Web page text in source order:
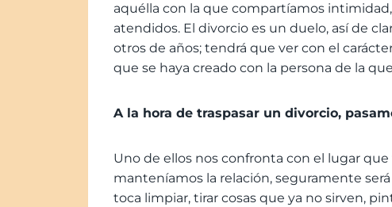
aquélla con la que compartíamos
atendidos. El divorcio es un duelo, así de
otros de años; tendrá que ver con el
que se haya creado con la persona de la
A la hora de traspasar un divorcio,
Uno de ellos nos confronta con el lugar
manteníamos la relación, seguramente
toca limpiar, tirar cosas que ya no sirven,